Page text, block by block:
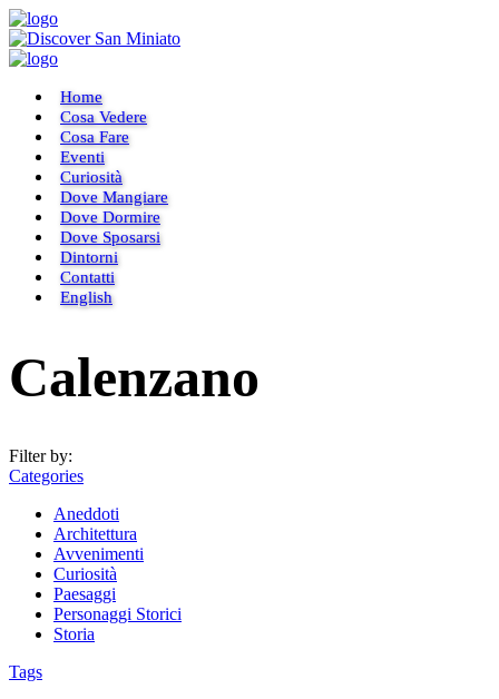
Home
Cosa Vedere
Cosa Fare
Eventi
Curiosità
Dove Mangiare
Dove Dormire
Dove Sposarsi
Dintorni
Contatti
English
Calenzano
Filter by:
Categories
Aneddoti
Architettura
Avvenimenti
Curiosità
Paesaggi
Personaggi Storici
Storia
Tags